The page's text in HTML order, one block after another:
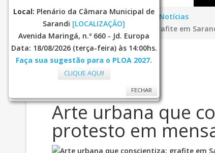
Você está aqui:Página Principal
Notícias
Arte urbana que conscientiza: grafite em
04
Fevereiro
Arte urbana que
protesto em
FECHAR
Local: Plenário da Câmara Municipal de
Sarandi [LOCALIZAÇÃO]
Avenida Maringá, n.º 660 - Jd. Europa
Data: 18/08/2026 (terça-feira) às 14:00hs.
Faça sua sugestão para o PLOA 2027.
CLIQUE AQUI!
FECHAR